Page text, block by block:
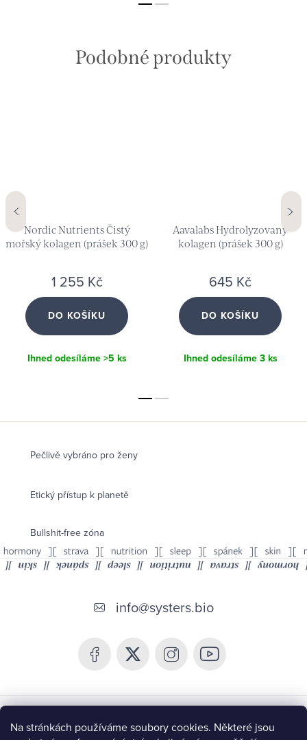
Na stránkách používáme soubory cookies. Některé jsou
Nordic Nutrients Čistý
mořský kolagen (prášek 300 g)
1 255 Kč
DO KOŠÍKU
Ihned odesíláme>5 ks
Aavalabs Hydrolyzovaný
kolagen (prášek 300 g)
645 Kč
DO KOŠÍKU
Ihned odesíláme3 ks
Pečlivě vybráno pro ženy
Etický přístup k planetě
Bullshit-free zóna
í
Chceš být v obraze a získat 10% slevu?
info@systers.bio